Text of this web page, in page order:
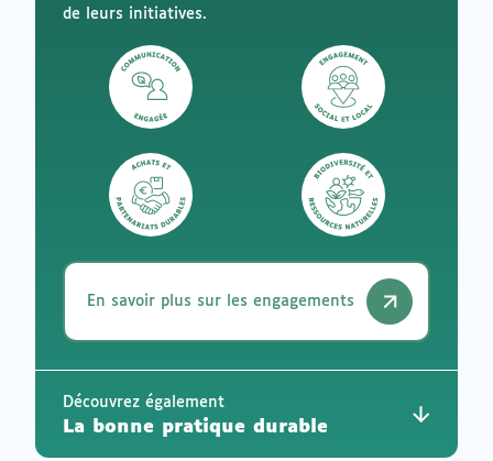
de leurs initiatives.
En savoir plus sur les engagements
Découvrez également
La bonne pratique durable